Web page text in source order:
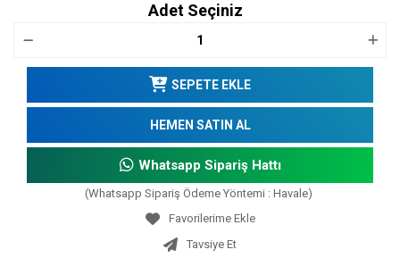
Adet Seçiniz
SEPETE EKLE
HEMEN SATIN AL
Whatsapp Sipariş Hattı
(Whatsapp Sipariş Ödeme Yöntemi : Havale)
Tavsiye Et